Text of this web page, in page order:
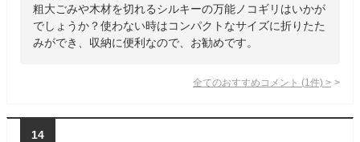
粗大ごみや木材を切れるシルキーの万能ノコギリはいかが
でしょうか？使わない時はコンパクトなサイズに折りたた
みができ、収納に便利なので、お勧めです。
全てのおすすめコメント (1 件) >
14